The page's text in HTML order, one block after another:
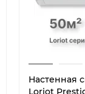
Настенная
Loriot